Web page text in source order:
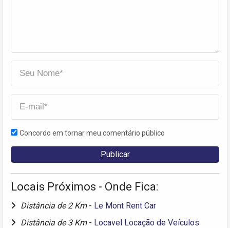
Concordo em tornar meu comentário público
Locais Próximos - Onde Fica:
Distância de 2 Km - Le Mont Rent Car
Distância de 3 Km - Locavel Locação de Veículos